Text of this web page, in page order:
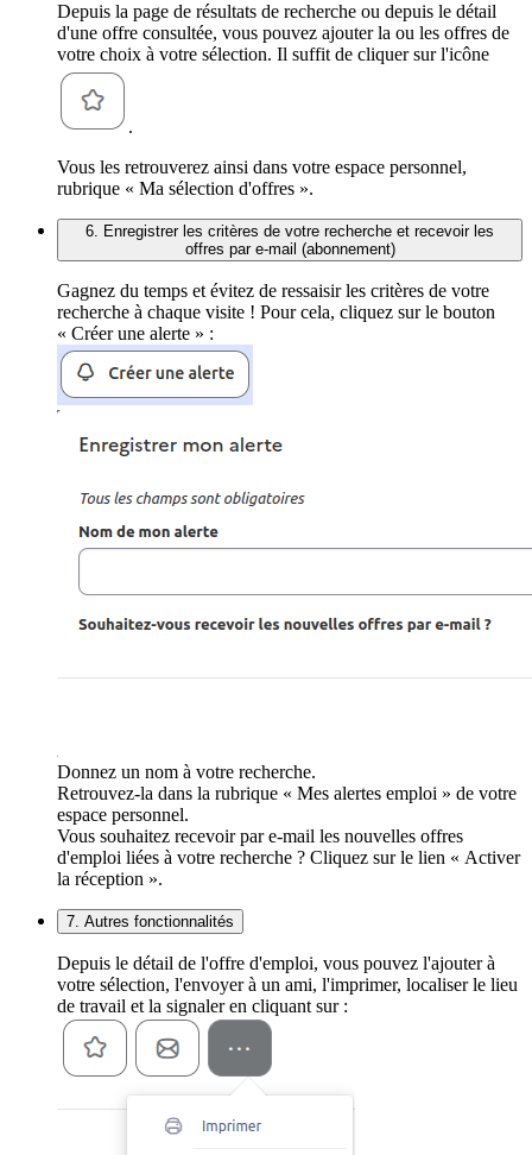
Depuis la page de résultats de recherche ou depuis le détail
d'une offre consultée, vous pouvez ajouter la ou les offres de
votre choix à votre sélection. Il suffit de cliquer sur l'icône
.
Vous les retrouverez ainsi dans votre espace personnel,
rubrique « Ma sélection d'offres ».
6. Enregistrer les critères de votre recherche et recevoir les
offres par e-mail (abonnement)
Gagnez du temps et évitez de ressaisir les critères de votre
recherche à chaque visite ! Pour cela, cliquez sur le bouton
« Créer une alerte » :
Donnez un nom à votre recherche.
Retrouvez-la dans la rubrique « Mes alertes emploi » de votre
espace personnel.
Vous souhaitez recevoir par e-mail les nouvelles offres
d'emploi liées à votre recherche ? Cliquez sur le lien « Activer
la réception ».
7. Autres fonctionnalités
Depuis le détail de l'offre d'emploi, vous pouvez l'ajouter à
votre sélection, l'envoyer à un ami, l'imprimer, localiser le lieu
de travail et la signaler en cliquant sur :